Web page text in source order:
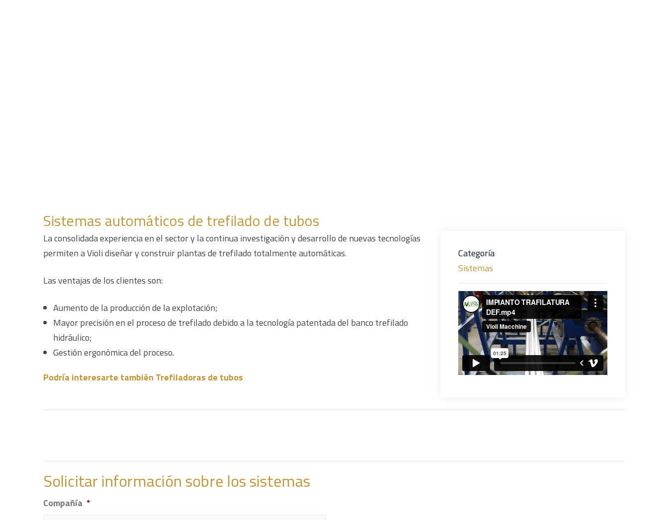
Sistemas automáticos de trefilado de tubos
La consolidada experiencia en el sector y la continua investigación y desarrollo de nuevas tecnologías
permiten a Violi diseñar y construir plantas de trefilado totalmente automáticas.
Las ventajas de los clientes son:
Aumento de la producción de la explotación;
Mayor precisión en el proceso de trefilado debido a la tecnología patentada del banco trefilado
hidráulico;
Gestión ergonómica del proceso.
Podría interesarte también Trefiladoras de tubos
Categoría
Sistemas
Solicitar información sobre los sistemas
Compañía *